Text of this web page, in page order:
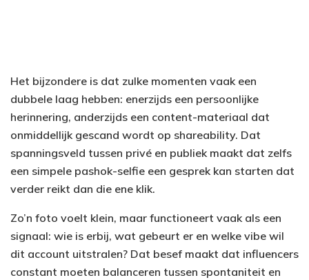
Het bijzondere is dat zulke momenten vaak een
dubbele laag hebben: enerzijds een persoonlijke
herinnering, anderzijds een content-materiaal dat
onmiddellijk gescand wordt op shareability. Dat
spanningsveld tussen privé en publiek maakt dat zelfs
een simpele pashok-selfie een gesprek kan starten dat
verder reikt dan die ene klik.
Zo’n foto voelt klein, maar functioneert vaak als een
signaal: wie is erbij, wat gebeurt er en welke vibe wil
dit account uitstralen? Dat besef maakt dat influencers
constant moeten balanceren tussen spontaniteit en